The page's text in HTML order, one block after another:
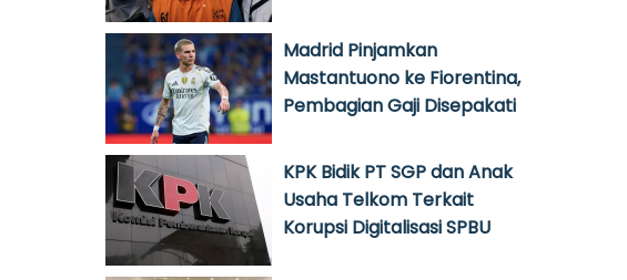
Madrid Pinjamkan
Mastantuono ke Fiorentina,
Pembagian Gaji Disepakati
KPK Bidik PT SGP dan Anak
Usaha Telkom Terkait
Korupsi Digitalisasi SPBU